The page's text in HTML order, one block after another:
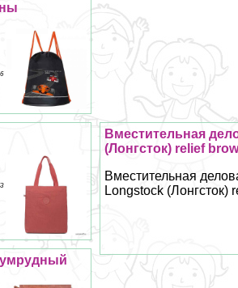
Вместительная
(Лонгсток) relief
Вместительная
Longstock (Лонгсток)